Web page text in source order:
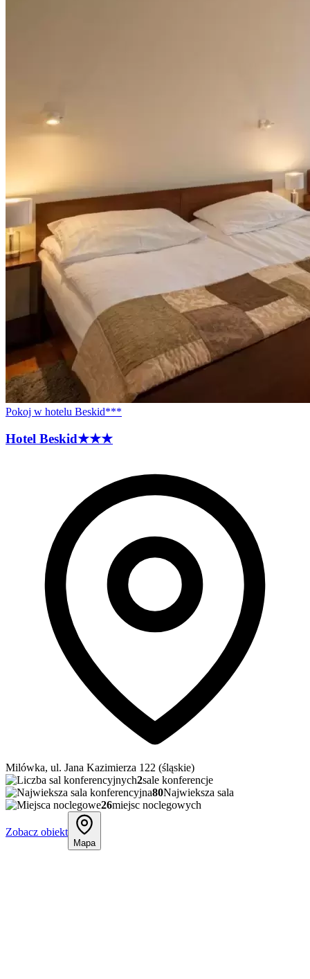
Pokoj w hotelu Beskid***
Hotel Beskid★★★
Milówka, ul. Jana Kazimierza 122 (śląskie)
2sale konferencje
80Najwieksza sala
26miejsc noclegowych
Zobacz obiekt
Mapa